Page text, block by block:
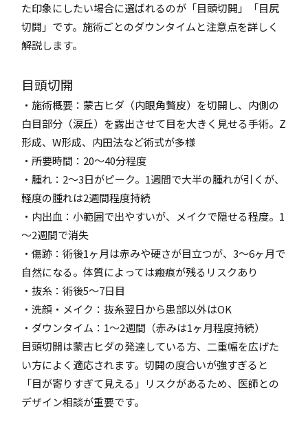
た印象にしたい場合に選ばれるのが「目頭切開」「目尻
切開」です。施術ごとのダウンタイムと注意点を詳しく
解説します。
目頭切開
・施術概要：蒙古ヒダ（内眼角贅皮）を切開し、内側の
白目部分（涙丘）を露出させて目を大きく見せる手術。Z
形成、W形成、内田法など術式が多様
・所要時間：20～40分程度
・腫れ：2～3日がピーク。1週間で大半の腫れが引くが、
軽度の腫れは2週間程度持続
・内出血：小範囲で出やすいが、メイクで隠せる程度。1
～2週間で消失
・傷跡：術後1ヶ月は赤みや硬さが目立つが、3～6ヶ月で
自然になる。体質によっては瘢痕が残るリスクあり
・抜糸：術後5～7日目
・洗顔・メイク：抜糸翌日から患部以外はOK
・ダウンタイム：1～2週間（赤みは1ヶ月程度持続）
目頭切開は蒙古ヒダの発達している方、二重幅を広げた
い方によく適応されます。切開の度合いが強すぎると
「目が寄りすぎて見える」リスクがあるため、医師との
デザイン相談が重要です。